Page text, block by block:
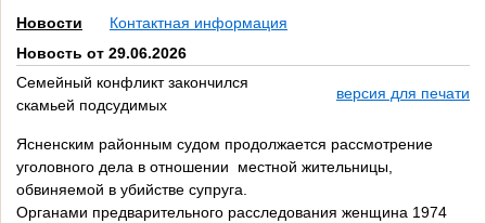
Новости
Контактная информация
Новость от 29.06.2026
Семейный конфликт закончился
скамьей подсудимых
версия для печати
Ясненским районным судом продолжается рассмотрение
уголовного дела в отношении местной жительницы,
обвиняемой в убийстве супруга.
Органами предварительного расследования женщина 1974